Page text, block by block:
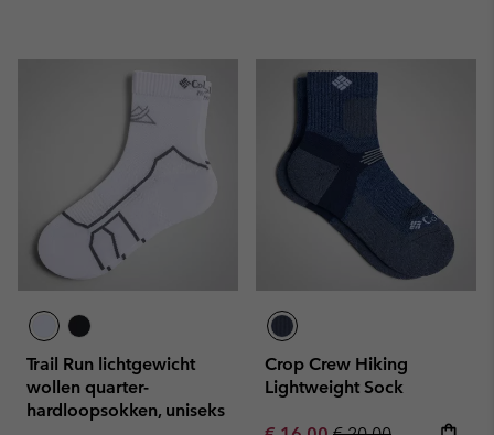
Trail Run lichtgewicht
wollen quarter-
hardloopsokken, uniseks
Crop Crew Hiking
Lightweight Sock